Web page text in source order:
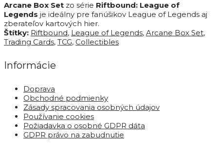
Arcane Box Set zo série Riftbound: League of
Legends je ideálny pre fanúšikov League of Legends aj
zberateľov kartových hier.
Štítky: Riftbound, League of Legends, Arcane Box Set,
Trading Cards, TCG, Collectibles
Informácie
Doprava
Obchodné podmienky
Zásady spracovania osobných údajov
Používanie cookies
Požiadavka o osobné GDPR dáta
GDPR právo na zabudnutie